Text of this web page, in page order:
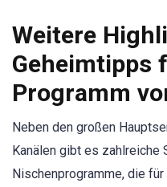
Weitere
Geheimtipps
Programm
Neben den großen
Kanälen gibt es zahlreiche
Nischenprogramme, die